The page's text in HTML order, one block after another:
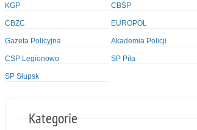
KGP CBŚP
CBZC EUROPOL
Gazeta Policyjna Akademia Policji
CSP Legionowo SP Piła
SP Słupsk
Kategorie